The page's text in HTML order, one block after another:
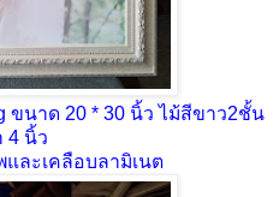
ขนาด 20 * 30 นิ้ว ไม้สีขาว2ชั้น
4 นิ้ว
ละเคลือบลามิเนต